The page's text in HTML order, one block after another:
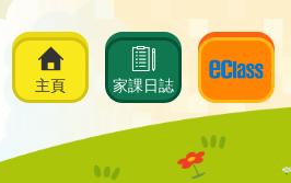
家課日誌
主頁